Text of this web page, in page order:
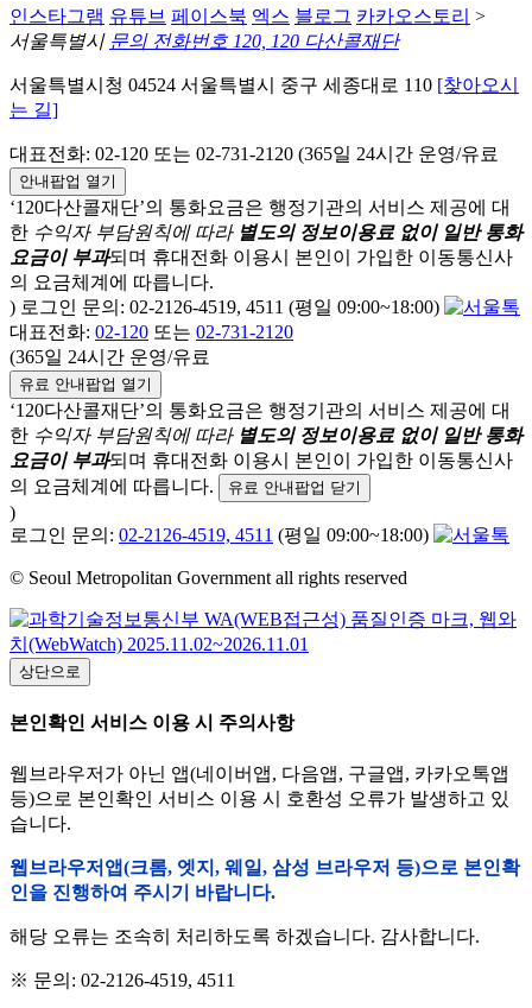
인스타그램 유튜브 페이스북 엑스 블로그 카카오스토리 >
서울특별시 문의 전화번호 120, 120 다산콜재단
서울특별시청 04524 서울특별시 중구 세종대로 110 [찾아오시
는 길]
대표전화: 02-120 또는 02-731-2120 (365일 24시간 운영/유료
안내팝업 열기
‘120다산콜재단’의 통화요금은 행정기관의 서비스 제공에 대
한 수익자 부담원칙에 따라 별도의 정보이용료 없이 일반 통화
요금이 부과되며 휴대전화 이용시 본인이 가입한 이동통신사
의 요금체계에 따릅니다.
) 로그인 문의: 02-2126-4519, 4511 (평일 09:00~18:00)
대표전화: 02-120 또는 02-731-2120
(365일 24시간 운영/유료
유료 안내팝업 열기
‘120다산콜재단’의 통화요금은 행정기관의 서비스 제공에 대
한 수익자 부담원칙에 따라 별도의 정보이용료 없이 일반 통화
요금이 부과되며 휴대전화 이용시 본인이 가입한 이동통신사
의 요금체계에 따릅니다.
유료 안내팝업 닫기
)
로그인 문의: 02-2126-4519, 4511 (평일 09:00~18:00)
© Seoul Metropolitan Government all rights reserved
상단으로
본인확인 서비스 이용 시 주의사항
웹브라우저가 아닌 앱(네이버앱, 다음앱, 구글앱, 카카오톡앱
등)으로 본인확인 서비스 이용 시 호환성 오류가 발생하고 있
습니다.
웹브라우저앱(크롬, 엣지, 웨일, 삼성 브라우저 등)으로 본인확
인을 진행하여 주시기 바랍니다.
해당 오류는 조속히 처리하도록 하겠습니다. 감사합니다.
※ 문의: 02-2126-4519, 4511